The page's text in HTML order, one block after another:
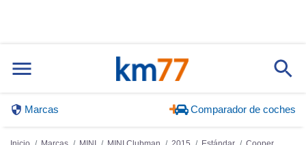
Marcas Comparador de coches